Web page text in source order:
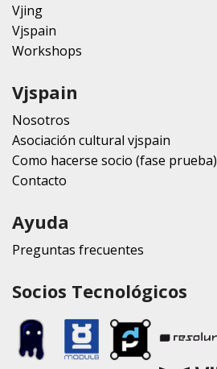
Vjing
Vjspain
Workshops
Vjspain
Nosotros
Asociación cultural vjspain
Como hacerse socio (fase prueba)
Contacto
Ayuda
Preguntas frecuentes
Socios Tecnológicos